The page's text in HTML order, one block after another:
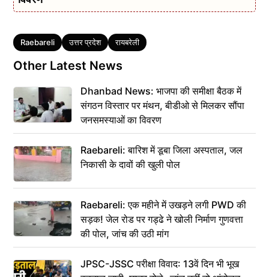
Tags
Raebareli उत्तर प्रदेश रायबरेली
Other Latest News
Dhanbad News: भाजपा की समीक्षा बैठक में
संगठन विस्तार पर मंथन, बीडीओ से मिलकर सौंपा
जनसमस्याओं का विवरण
Raebareli: बारिश में डूबा जिला अस्पताल, जल
निकासी के दावों की खुली पोल
Raebareli: एक महीने में उखड़ने लगी PWD की
सड़क! जेल रोड पर गड्ढे ने खोली निर्माण गुणवत्ता
की पोल, जांच की उठी मांग
JPSC-JSSC परीक्षा विवाद: 13वें दिन भी भूख